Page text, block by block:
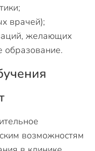
врачей);
желающих
образование.
возможностям